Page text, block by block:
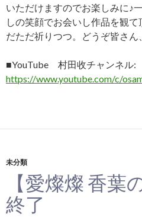
いただけますのでお楽しみに♪
しの笑顔でお会いし作品を観
だただ祈りつつ。どうぞ皆さん
■YouTube 村田收チャンネル:
https://www.youtube.com/c/
未分類
【愛燦燦 香葉
終了